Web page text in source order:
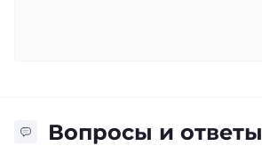
Вопросы и ответы